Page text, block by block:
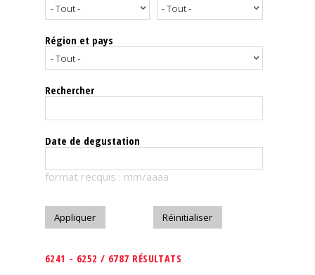
Notes
dégustation
Le
magazine
Télécharger
Région et pays
Rechercher
Date de degustation
format recquis : mm/aaaa
6241 - 6252 / 6787 RÉSULTATS